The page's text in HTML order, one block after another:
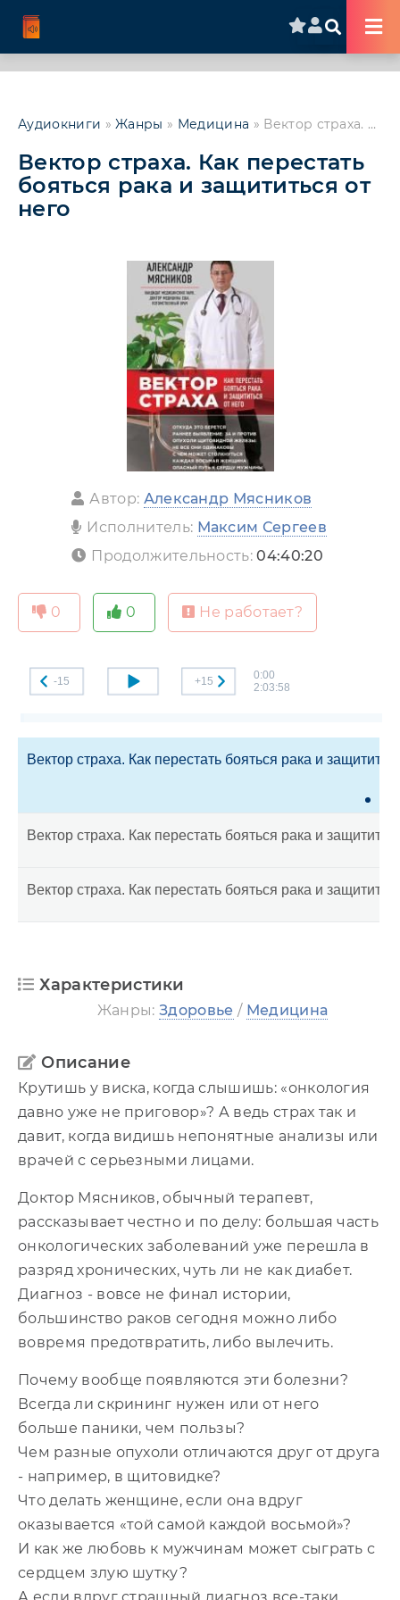
Аудиокниги »Жанры » Медицина » Вектор страха. Как перестать бояться рака и защититься от него
Вектор страха. Как перестать
бояться рака и защититься от
него
Автор: Александр Мясников
Исполнитель: Максим Сергеев
Продолжительность:04:40:20
0 0 Не работает?
-15 +15
0:00
2:03:58
Вектор страха. Как перестать бояться рака и
Вектор страха. Как перестать бояться рака и
Вектор страха. Как перестать бояться рака и
Характеристики
Жанры:Здоровье / Медицина
Описание
Крутишь у виска, когда слышишь: «онкология
давно уже не приговор»? А ведь страх так и
давит, когда видишь непонятные анализы или
врачей с серьезными лицами.
Доктор Мясников, обычный терапевт,
рассказывает честно и по делу: большая часть
онкологических заболеваний уже перешла в
разряд хронических, чуть ли не как диабет.
Диагноз - вовсе не финал истории,
большинство раков сегодня можно либо
вовремя предотвратить, либо вылечить.
Почему вообще появляются эти болезни?
Всегда ли скрининг нужен или от него
больше паники, чем пользы?
Чем разные опухоли отличаются друг от друга
- например, в щитовидке?
Что делать женщине, если она вдруг
оказывается «той самой каждой восьмой»?
И как же любовь к мужчинам может сыграть с
сердцем злую шутку?